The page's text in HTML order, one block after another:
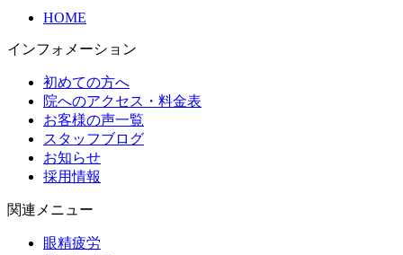
HOME
インフォメーション
初めての方へ
院へのアクセス・料金表
お客様の声一覧
スタッフブログ
お知らせ
採用情報
関連メニュー
眼精疲労